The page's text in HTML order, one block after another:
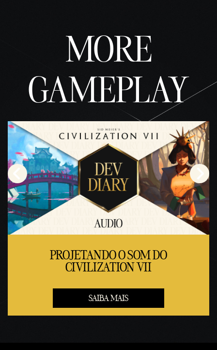
MORE
GAMEPLAY
PROJETANDO O SOM DO
CIVILIZATION VII
SAIBA MAIS